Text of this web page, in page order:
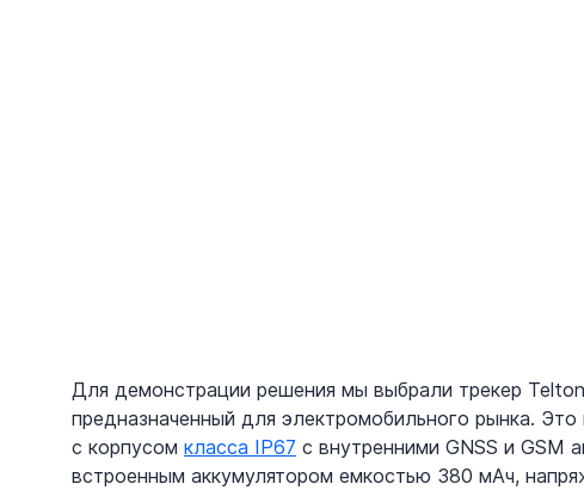
Для демонстрации решения мы выбрали трекер
предназначенный для электромобильного рынка.
с корпусом класса IP67 с внутренними GNSS и GSM
встроенным аккумулятором емкостью 380 мАч,